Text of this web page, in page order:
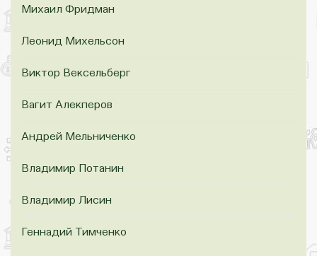
Михаил Фридман
Леонид Михельсон
Виктор Вексельберг
Вагит Алекперов
Андрей Мельниченко
Владимир Потанин
Владимир Лисин
Геннадий Тимченко